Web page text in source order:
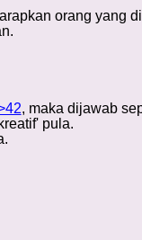
orang yang
, maka dijawab
pula.